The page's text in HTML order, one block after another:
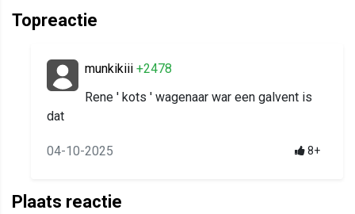
Topreactie
munkikiii +2478
Rene ' kots ' wagenaar war een galvent is
dat
04-10-2025 8+
Plaats reactie